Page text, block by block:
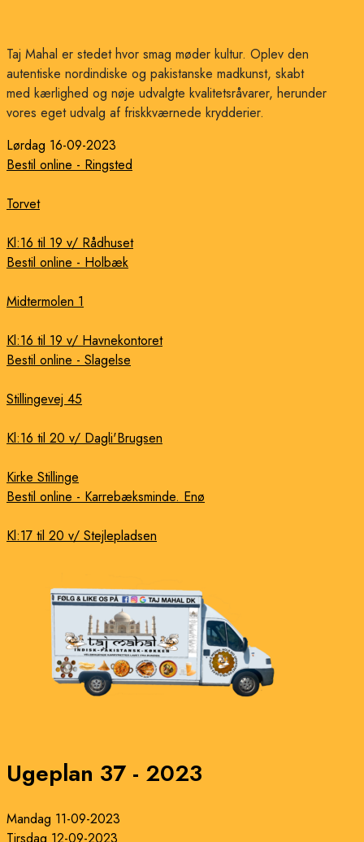
Taj Mahal er stedet hvor smag møder kultur. Oplev den
autentiske nordindiske og pakistanske madkunst, skabt
med kærlighed og nøje udvalgte kvalitetsråvarer, herunder
vores eget udvalg af friskkværnede krydderier.
Lørdag 16-09-2023
Bestil online - Ringsted
Torvet
Kl:16 til 19 v/ Rådhuset
Bestil online - Holbæk
Midtermolen 1
Kl:16 til 19 v/ Havnekontoret
Bestil online - Slagelse
Stillingevej 45
Kl:16 til 20 v/ Dagli'Brugsen
Kirke Stillinge
Bestil online - Karrebæksminde. Enø
Kl:17 til 20 v/ Stejlepladsen
Ugeplan 37 - 2023
Mandag 11-09-2023